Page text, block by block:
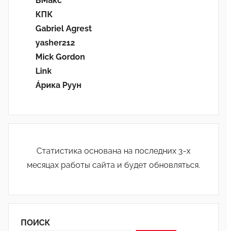
КПК
Gabriel Agrest
yasher212
Mick Gordon
Link
Áрика Руун
Статистика основана на последних 3-х
месяцах работы сайта и будет обновляться.
ПОИСК